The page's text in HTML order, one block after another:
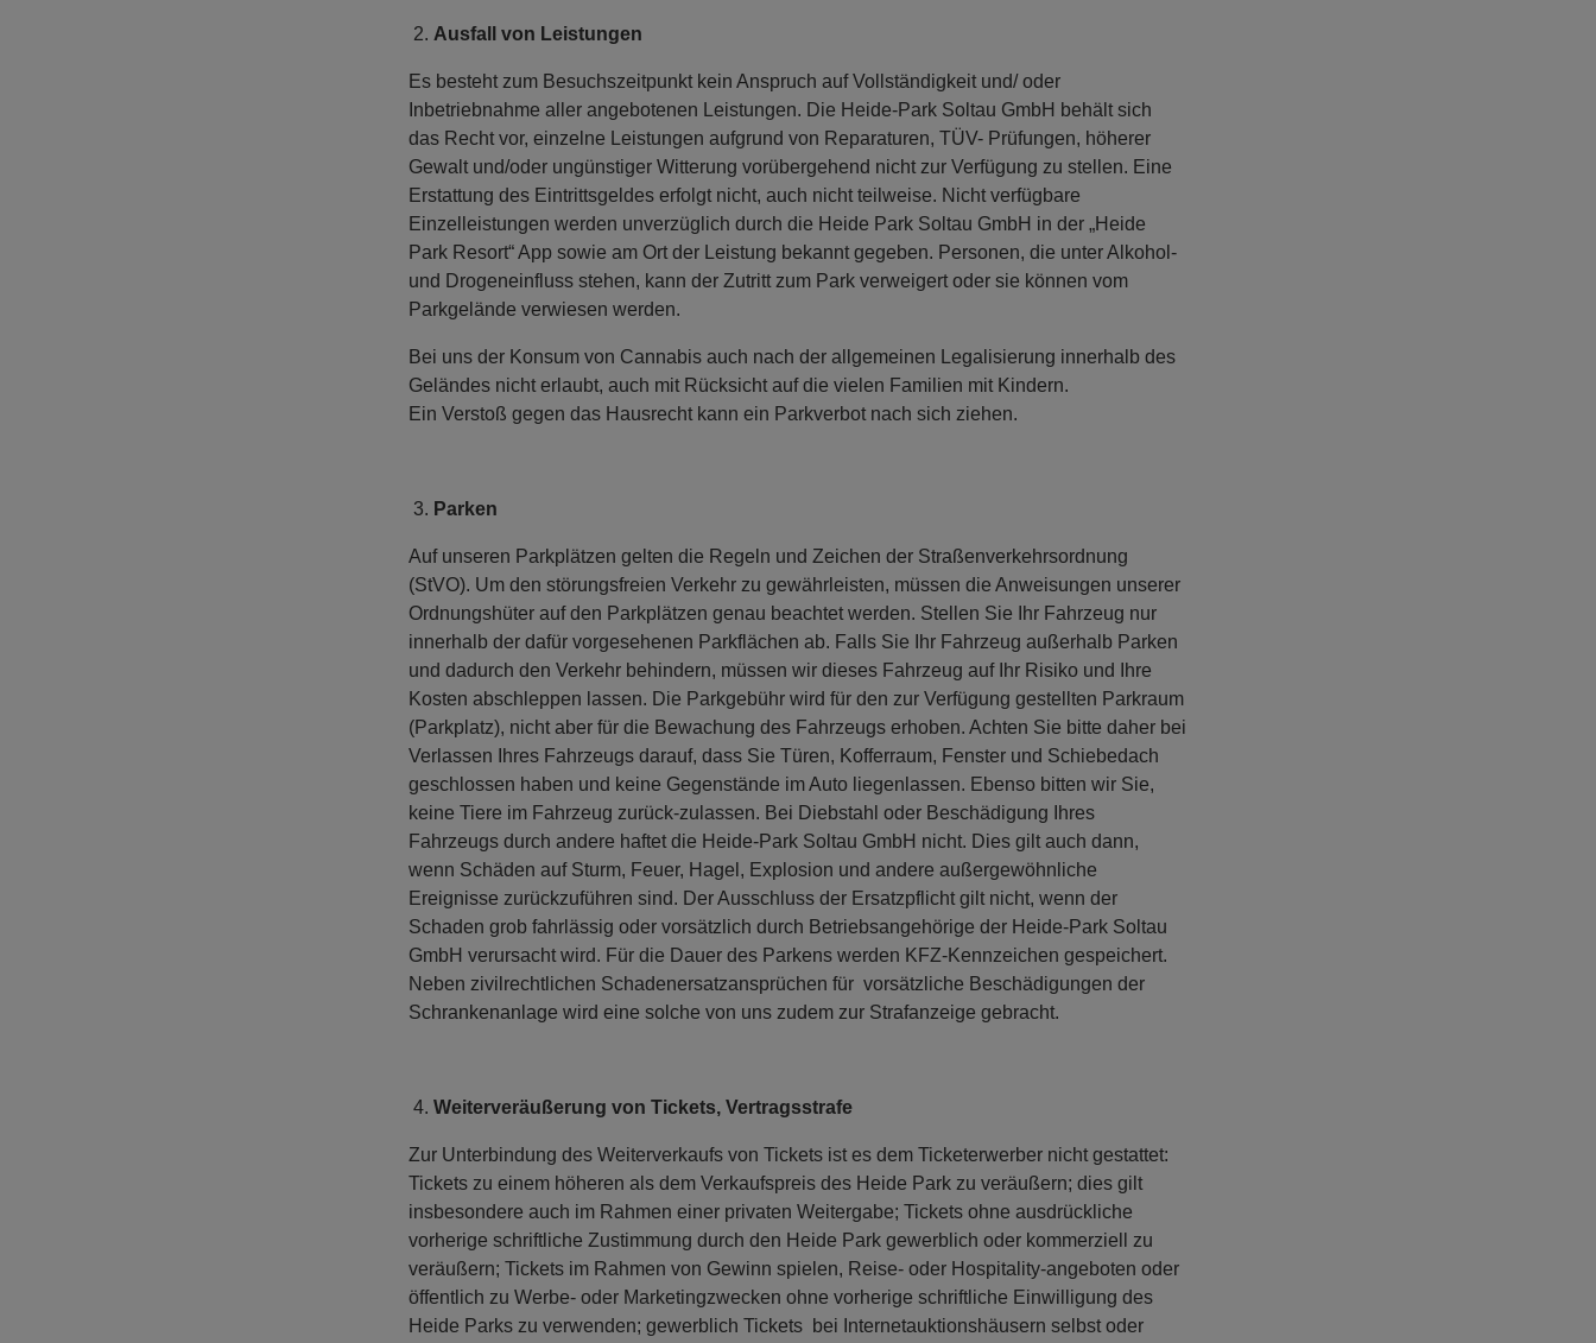
Ausfall von Leistungen
Es besteht zum Besuchszeitpunkt kein Anspruch auf Vollständigkeit und/ oder
Inbetriebnahme aller angebotenen Leistungen. Die Heide-Park Soltau GmbH behält sich
das Recht vor, einzelne Leistungen aufgrund von Reparaturen, TÜV- Prüfungen, höherer
Gewalt und/oder ungünstiger Witterung vorübergehend nicht zur Verfügung zu stellen. Eine
Erstattung des Eintrittsgeldes erfolgt nicht, auch nicht teilweise. Nicht verfügbare
Einzelleistungen werden unverzüglich durch die Heide Park Soltau GmbH in der „Heide
Park Resort“ App sowie am Ort der Leistung bekannt gegeben. Personen, die unter Alkohol-
und Drogeneinfluss stehen, kann der Zutritt zum Park verweigert oder sie können vom
Parkgelände verwiesen werden.
Bei uns der Konsum von Cannabis auch nach der allgemeinen Legalisierung innerhalb des
Geländes nicht erlaubt, auch mit Rücksicht auf die vielen Familien mit Kindern.
Ein Verstoß gegen das Hausrecht kann ein Parkverbot nach sich ziehen.
Parken
Auf unseren Parkplätzen gelten die Regeln und Zeichen der Straßenverkehrsordnung
(StVO). Um den störungsfreien Verkehr zu gewährleisten, müssen die Anweisungen unserer
Ordnungshüter auf den Parkplätzen genau beachtet werden. Stellen Sie Ihr Fahrzeug nur
innerhalb der dafür vorgesehenen Parkflächen ab. Falls Sie Ihr Fahrzeug außerhalb Parken
und dadurch den Verkehr behindern, müssen wir dieses Fahrzeug auf Ihr Risiko und Ihre
Kosten abschleppen lassen. Die Parkgebühr wird für den zur Verfügung gestellten Parkraum
(Parkplatz), nicht aber für die Bewachung des Fahrzeugs erhoben. Achten Sie bitte daher bei
Verlassen Ihres Fahrzeugs darauf, dass Sie Türen, Kofferraum, Fenster und Schiebedach
geschlossen haben und keine Gegenstände im Auto liegenlassen. Ebenso bitten wir Sie,
keine Tiere im Fahrzeug zurück-zulassen. Bei Diebstahl oder Beschädigung Ihres
Fahrzeugs durch andere haftet die Heide-Park Soltau GmbH nicht. Dies gilt auch dann,
wenn Schäden auf Sturm, Feuer, Hagel, Explosion und andere außergewöhnliche
Ereignisse zurückzuführen sind. Der Ausschluss der Ersatzpflicht gilt nicht, wenn der
Schaden grob fahrlässig oder vorsätzlich durch Betriebsangehörige der Heide-Park Soltau
GmbH verursacht wird. Für die Dauer des Parkens werden KFZ-Kennzeichen gespeichert.
Neben zivilrechtlichen Schadenersatzansprüchen für vorsätzliche Beschädigungen der
Schrankenanlage wird eine solche von uns zudem zur Strafanzeige gebracht.
Weiterveräußerung von Tickets, Vertragsstrafe
Zur Unterbindung des Weiterverkaufs von Tickets ist es dem Ticketerwerber nicht gestattet:
Tickets zu einem höheren als dem Verkaufspreis des Heide Park zu veräußern; dies gilt
insbesondere auch im Rahmen einer privaten Weitergabe; Tickets ohne ausdrückliche
vorherige schriftliche Zustimmung durch den Heide Park gewerblich oder kommerziell zu
veräußern; Tickets im Rahmen von Gewinn spielen, Reise- oder Hospitality-angeboten oder
öffentlich zu Werbe- oder Marketingzwecken ohne vorherige schriftliche Einwilligung des
Heide Parks zu verwenden; gewerblich Tickets bei Internetauktionshäusern selbst oder